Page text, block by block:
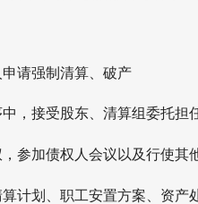
请强制清算、破产
，接受股东、清算组委托担
参加债权人会议以及行使其
计划、职工安置方案、资